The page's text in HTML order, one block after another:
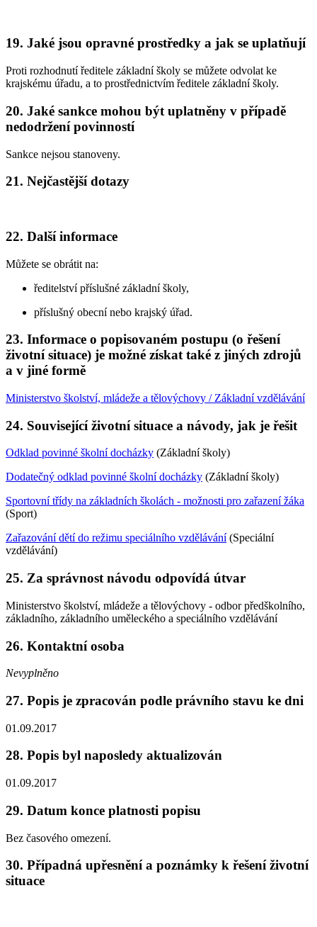
19. Jaké jsou opravné prostředky a jak se uplatňují
Proti rozhodnutí ředitele základní školy se můžete odvolat ke
krajskému úřadu, a to prostřednictvím ředitele základní školy.
20. Jaké sankce mohou být uplatněny v případě
nedodržení povinností
Sankce nejsou stanoveny.
21. Nejčastější dotazy
22. Další informace
Můžete se obrátit na:
ředitelství příslušné základní školy,
příslušný obecní nebo krajský úřad.
23. Informace o popisovaném postupu (o řešení
životní situace) je možné získat také z jiných zdrojů
a v jiné formě
Ministerstvo školství, mládeže a tělovýchovy / Základní vzdělávání
24. Související životní situace a návody, jak je řešit
Odklad povinné školní docházky (Základní školy)
Dodatečný odklad povinné školní docházky (Základní školy)
Sportovní třídy na základních školách - možnosti pro zařazení žáka
(Sport)
Zařazování dětí do režimu speciálního vzdělávání(Speciální
vzdělávání)
25. Za správnost návodu odpovídá útvar
Ministerstvo školství, mládeže a tělovýchovy - odbor předškolního,
základního, základního uměleckého a speciálního vzdělávání
26. Kontaktní osoba
Nevyplněno
27. Popis je zpracován podle právního stavu ke dni
01.09.2017
28. Popis byl naposledy aktualizován
01.09.2017
29. Datum konce platnosti popisu
Bez časového omezení.
30. Případná upřesnění a poznámky k řešení životní
situace